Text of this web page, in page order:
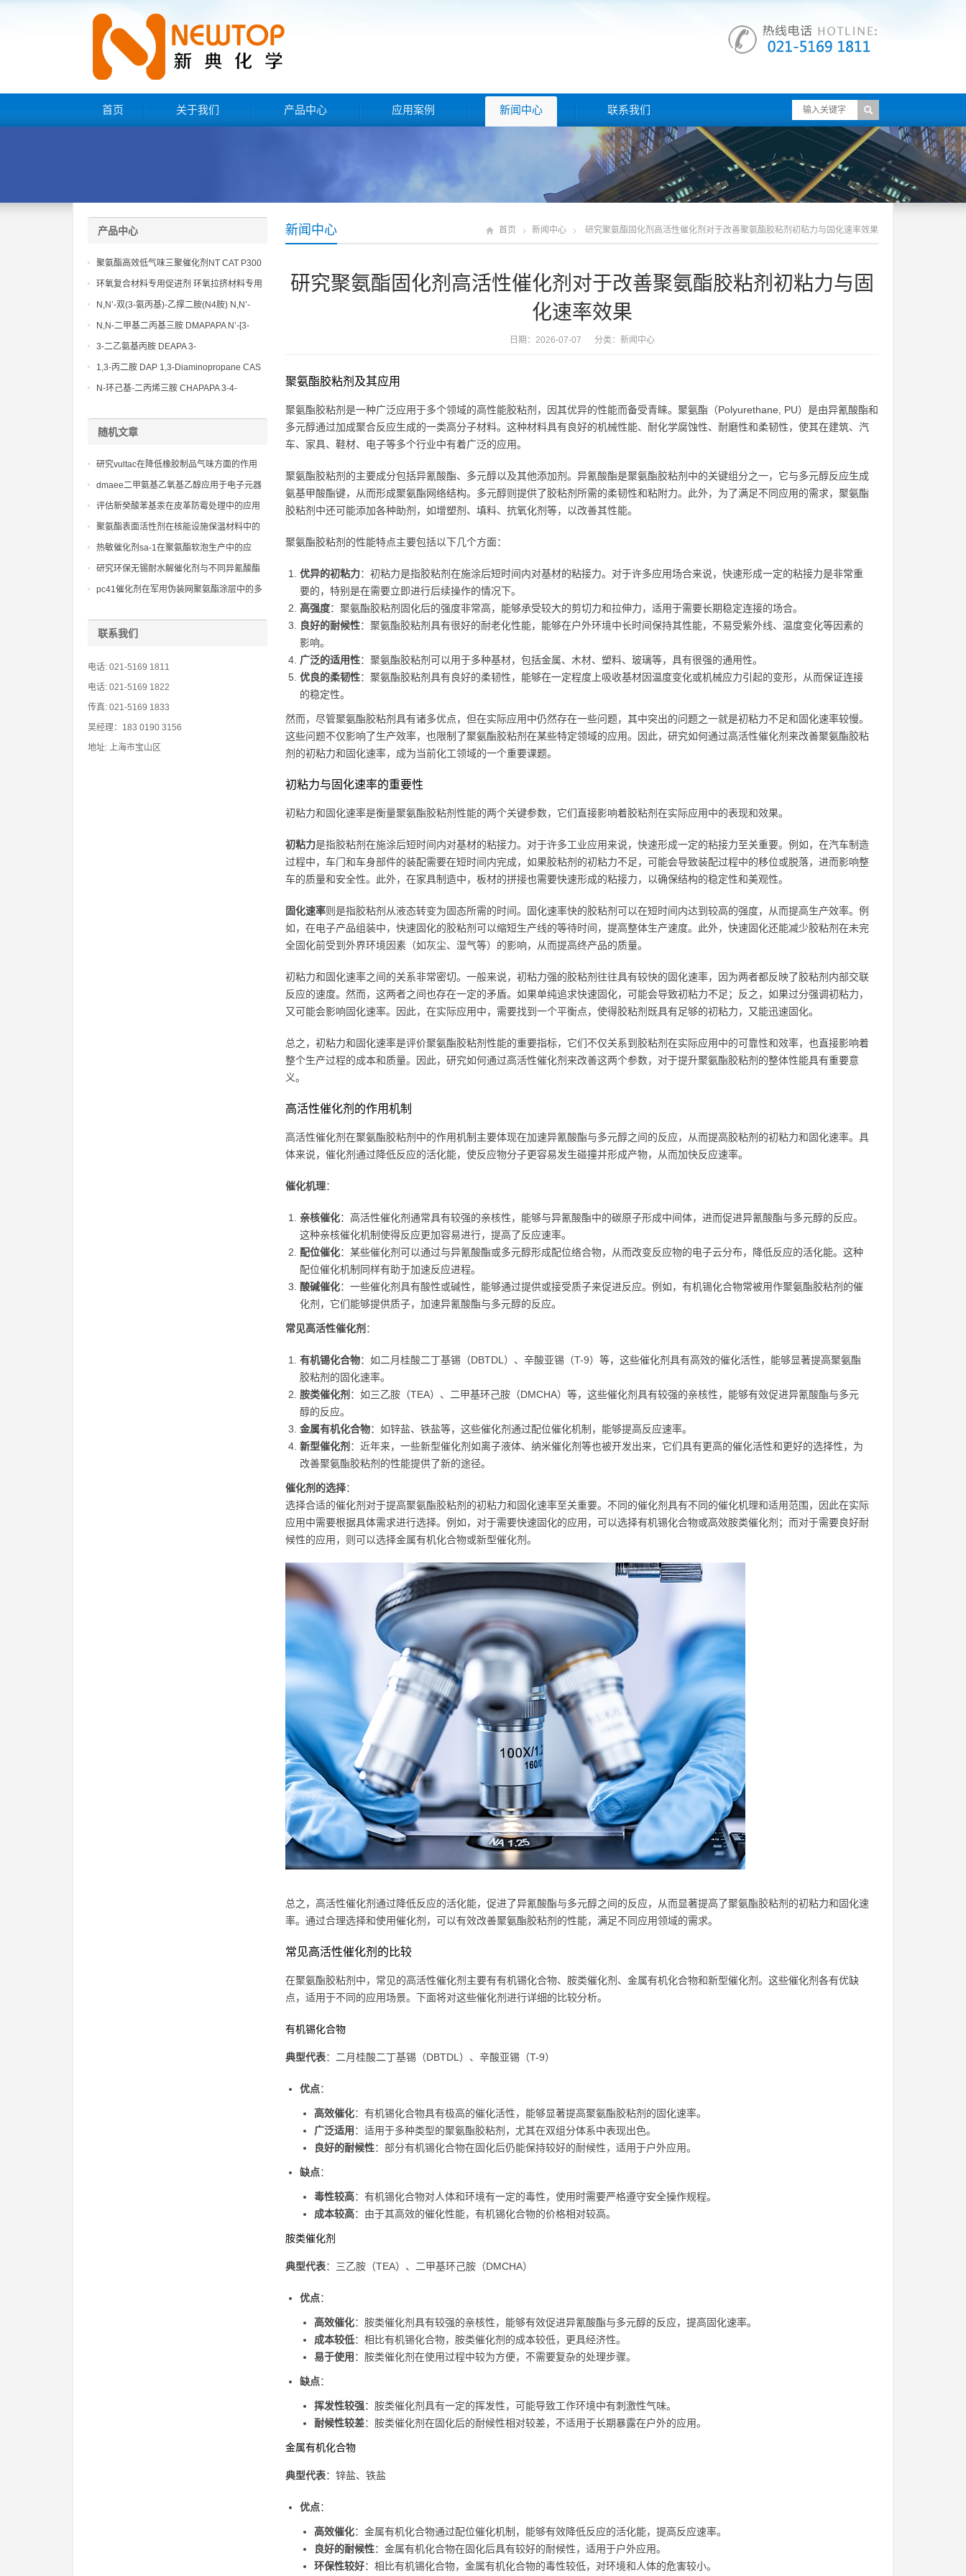
首页 关于我们 产品中心 应用案例 新闻中心 联系我们
新闻中心 首页 新闻中心 研究聚氨酯固化剂高活性催化剂对于改善聚氨酯胶粘剂初粘力与固化速率效果
研究聚氨酯固化剂高活性催化剂对于改善聚氨酯胶粘剂初粘力与固
化速率效果
日期：2026-07-07 分类： 新闻中心
聚氨酯胶粘剂及其应用
聚氨酯胶粘剂是一种广泛应用于多个领域的高性能胶粘剂，因其优异的性能而备受青睐。聚氨酯（Polyurethane, PU）是由异氰酸酯和
多元醇通过加成聚合反应生成的一类高分子材料。这种材料具有良好的机械性能、耐化学腐蚀性、耐磨性和柔韧性，使其在建筑、汽
车、家具、鞋材、电子等多个行业中有着广泛的应用。
聚氨酯胶粘剂的主要成分包括异氰酸酯、多元醇以及其他添加剂。异氰酸酯是聚氨酯胶粘剂中的关键组分之一，它与多元醇反应生成
氨基甲酸酯键，从而形成聚氨酯网络结构。多元醇则提供了胶粘剂所需的柔韧性和粘附力。此外，为了满足不同应用的需求，聚氨酯
胶粘剂中还可能添加各种助剂，如增塑剂、填料、抗氧化剂等，以改善其性能。
聚氨酯胶粘剂的性能特点主要包括以下几个方面：
优异的初粘力：初粘力是指胶粘剂在施涂后短时间内对基材的粘接力。对于许多应用场合来说，快速形成一定的粘接力是非常重
要的，特别是在需要立即进行后续操作的情况下。
高强度：聚氨酯胶粘剂固化后的强度非常高，能够承受较大的剪切力和拉伸力，适用于需要长期稳定连接的场合。
良好的耐候性：聚氨酯胶粘剂具有很好的耐老化性能，能够在户外环境中长时间保持其性能，不易受紫外线、温度变化等因素的
影响。
广泛的适用性：聚氨酯胶粘剂可以用于多种基材，包括金属、木材、塑料、玻璃等，具有很强的通用性。
优良的柔韧性：聚氨酯胶粘剂具有良好的柔韧性，能够在一定程度上吸收基材因温度变化或机械应力引起的变形，从而保证连接
的稳定性。
然而，尽管聚氨酯胶粘剂具有诸多优点，但在实际应用中仍然存在一些问题，其中突出的问题之一就是初粘力不足和固化速率较慢。
这些问题不仅影响了生产效率，也限制了聚氨酯胶粘剂在某些特定领域的应用。因此，研究如何通过高活性催化剂来改善聚氨酯胶粘
剂的初粘力和固化速率，成为当前化工领域的一个重要课题。
初粘力与固化速率的重要性
初粘力和固化速率是衡量聚氨酯胶粘剂性能的两个关键参数，它们直接影响着胶粘剂在实际应用中的表现和效果。
初粘力是指胶粘剂在施涂后短时间内对基材的粘接力。对于许多工业应用来说，快速形成一定的粘接力至关重要。例如，在汽车制造
过程中，车门和车身部件的装配需要在短时间内完成，如果胶粘剂的初粘力不足，可能会导致装配过程中的移位或脱落，进而影响整
车的质量和安全性。此外，在家具制造中，板材的拼接也需要快速形成的粘接力，以确保结构的稳定性和美观性。
固化速率则是指胶粘剂从液态转变为固态所需的时间。固化速率快的胶粘剂可以在短时间内达到较高的强度，从而提高生产效率。例
如，在电子产品组装中，快速固化的胶粘剂可以缩短生产线的等待时间，提高整体生产速度。此外，快速固化还能减少胶粘剂在未完
全固化前受到外界环境因素（如灰尘、湿气等）的影响，从而提高终产品的质量。
初粘力和固化速率之间的关系非常密切。一般来说，初粘力强的胶粘剂往往具有较快的固化速率，因为两者都反映了胶粘剂内部交联
反应的速度。然而，这两者之间也存在一定的矛盾。如果单纯追求快速固化，可能会导致初粘力不足；反之，如果过分强调初粘力，
又可能会影响固化速率。因此，在实际应用中，需要找到一个平衡点，使得胶粘剂既具有足够的初粘力，又能迅速固化。
总之，初粘力和固化速率是评价聚氨酯胶粘剂性能的重要指标，它们不仅关系到胶粘剂在实际应用中的可靠性和效率，也直接影响着
整个生产过程的成本和质量。因此，研究如何通过高活性催化剂来改善这两个参数，对于提升聚氨酯胶粘剂的整体性能具有重要意
义。
高活性催化剂的作用机制
高活性催化剂在聚氨酯胶粘剂中的作用机制主要体现在加速异氰酸酯与多元醇之间的反应，从而提高胶粘剂的初粘力和固化速率。具
体来说，催化剂通过降低反应的活化能，使反应物分子更容易发生碰撞并形成产物，从而加快反应速率。
催化机理：
亲核催化：高活性催化剂通常具有较强的亲核性，能够与异氰酸酯中的碳原子形成中间体，进而促进异氰酸酯与多元醇的反应。
这种亲核催化机制使得反应更加容易进行，提高了反应速率。
配位催化：某些催化剂可以通过与异氰酸酯或多元醇形成配位络合物，从而改变反应物的电子云分布，降低反应的活化能。这种
配位催化机制同样有助于加速反应进程。
酸碱催化：一些催化剂具有酸性或碱性，能够通过提供或接受质子来促进反应。例如，有机锡化合物常被用作聚氨酯胶粘剂的催
化剂，它们能够提供质子，加速异氰酸酯与多元醇的反应。
常见高活性催化剂 ：
有机锡化合物：如二月桂酸二丁基锡（DBTDL）、辛酸亚锡（T-9）等，这些催化剂具有高效的催化活性，能够显著提高聚氨酯
胶粘剂的固化速率。
胺类催化剂 ：如三乙胺（TEA）、二甲基环己胺（DMCHA）等，这些催化剂具有较强的亲核性，能够有效促进异氰酸酯与多元
醇的反应。
金属有机化合物：如锌盐、铁盐等，这些催化剂通过配位催化机制，能够提高反应速率。
新型催化剂 ：近年来，一些新型催化剂如离子液体、纳米催化剂等也被开发出来，它们具有更高的催化活性和更好的选择性，为
改善聚氨酯胶粘剂的性能提供了新的途径。
催化剂的选择：
选择合适的催化剂对于提高聚氨酯胶粘剂的初粘力和固化速率至关重要。不同的催化剂具有不同的催化机理和适用范围，因此在实际
应用中需要根据具体需求进行选择。例如，对于需要快速固化的应用，可以选择有机锡化合物或高效胺类催化剂；而对于需要良好耐
候性的应用，则可以选择金属有机化合物或新型催化剂。
总之，高活性催化剂通过降低反应的活化能，促进了异氰酸酯与多元醇之间的反应，从而显著提高了聚氨酯胶粘剂的初粘力和固化速
率。通过合理选择和使用催化剂，可以有效改善聚氨酯胶粘剂的性能，满足不同应用领域的需求。
常见高活性催化剂的比较
在聚氨酯胶粘剂中，常见的高活性催化剂主要有有机锡化合物、胺类催化剂、金属有机化合物和新型催化剂。这些催化剂各有优缺
点，适用于不同的应用场景。下面将对这些催化剂进行详细的比较分析。
有机锡化合物
典型代表：二月桂酸二丁基锡（DBTDL）、辛酸亚锡（T-9）
优点：
高效催化：有机锡化合物具有极高的催化活性，能够显著提高聚氨酯胶粘剂的固化速率。
广泛适用 ：适用于多种类型的聚氨酯胶粘剂，尤其在双组分体系中表现出色。
良好的耐候性：部分有机锡化合物在固化后仍能保持较好的耐候性，适用于户外应用。
缺点：
毒性较高：有机锡化合物对人体和环境有一定的毒性，使用时需要严格遵守安全操作规程。
成本较高：由于其高效的催化性能，有机锡化合物的价格相对较高。
胺类催化剂
典型代表：三乙胺（TEA）、二甲基环己胺（DMCHA）
优点：
高效催化：胺类催化剂具有较强的亲核性，能够有效促进异氰酸酯与多元醇的反应，提高固化速率。
成本较低：相比有机锡化合物，胺类催化剂的成本较低，更具经济性。
易于使用 ：胺类催化剂在使用过程中较为方便，不需要复杂的处理步骤。
缺点：
挥发性较强：胺类催化剂具有一定的挥发性，可能导致工作环境中有刺激性气味。
耐候性较差：胺类催化剂在固化后的耐候性相对较差，不适用于长期暴露在户外的应用。
金属有机化合物
典型代表：锌盐、铁盐
优点：
高效催化：金属有机化合物通过配位催化机制，能够有效降低反应的活化能，提高反应速率。
良好的耐候性：金属有机化合物在固化后具有较好的耐候性，适用于户外应用。
环保性较好：相比有机锡化合物，金属有机化合物的毒性较低，对环境和人体的危害较小。
产品中心
聚氨酯高效低气味三聚催化剂NT CAT P300
环氧复合材料专用促进剂 环氧拉挤材料专用
促进剂 NT EP 120
N,N’-双(3-氨丙基)-乙撑二胺(N4胺) N,N’-
Bis(3-aminopropyl)-ethylenediamine CAS
No10563-26-5
N,N-二甲基二丙基三胺 DMAPAPA N’-[3-
(dimethylamino)propyllpropane-1,3-
diamine CAS No10563-29-8
3-二乙氨基丙胺 DEAPA 3-
(Diethylamino)propylamine CAS No 104-
1,3-丙二胺 DAP 1,3-Diaminopropane CAS
No 109-76-2
N-环己基-二丙烯三胺 CHAPAPA 3-4-
随机文章
研究vultac在降低橡胶制品气味方面的作用
dmaee二甲氨基乙氧基乙醇应用于电子元器
件封装的优势：延长使用寿命的秘密武器
评估新癸酸苯基汞在皮革防霉处理中的应用
效果，确保皮革制品在潮湿环境下的耐久
性。
聚氨酯表面活性剂在核能设施保温材料中的
独特贡献：安全的原则体现
热敏催化剂sa-1在聚氨酯软泡生产中的应
用，有助于控制海绵的密度和硬度。
研究环保无锡耐水解催化剂与不同异氰酸酯
的兼容性
pc41催化剂在军用伪装网聚氨酯涂层中的多
联系我们
电话: 021-5169 1811
电话: 021-5169 1822
传真: 021-5169 1833
吴经理：183 0190 3156
地址: 上海市宝山区